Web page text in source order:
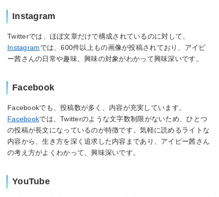
Instagram
Twitterでは、ほぼ文章だけで構成されているのに対して、
Instagramでは、600件以上もの画像が投稿されており、アイビ
ー茜さんの日常や趣味、興味の対象がわかって興味深いです。
Facebook
Facebookでも、投稿数が多く、内容が充実しています。
Facebookでは、Twitterのような文字数制限がないため、ひとつ
の投稿が長文になっているのが特徴です。気軽に読めるライトな
内容から、生き方を深く追求した内容まであり、アイビー茜さん
の考え方がよくわかって、興味深いです。
YouTube